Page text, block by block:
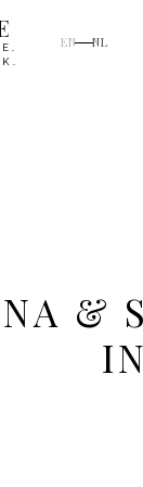
EN NL
&